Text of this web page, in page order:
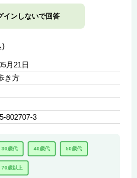
インしないで回答
)
月21日
き方
802707-3
30歳代 40歳代 50歳代
70歳以上